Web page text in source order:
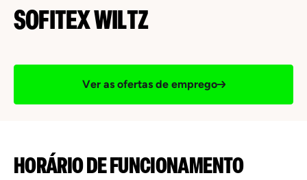
SOFITEX WILTZ
Ver as ofertas de emprego
HORÁRIO DE FUNCIONAMENTO